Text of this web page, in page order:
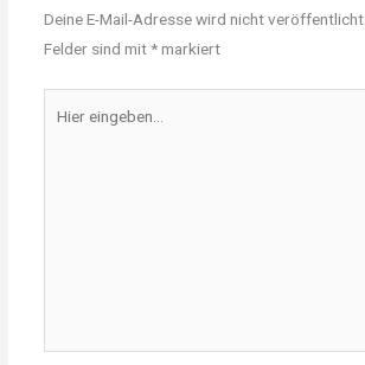
Deine E-Mail-Adresse wird nicht veröffentlicht.
Felder sind mit*markiert
eingeben…